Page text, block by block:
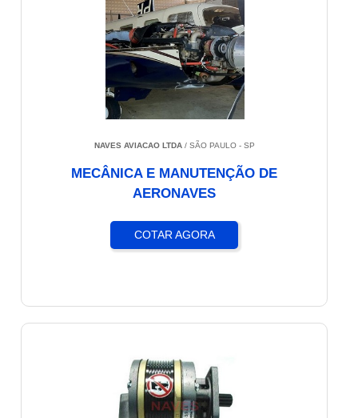
NAVES AVIACAO LTDA/ SÃO PAULO - SP
MECÂNICA E MANUTENÇÃO DE
AERONAVES
COTAR AGORA